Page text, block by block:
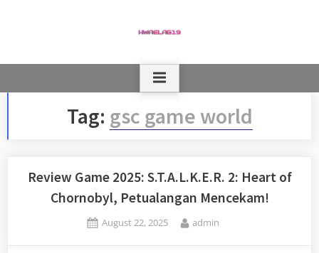
Tag: gsc game world
Review Game 2025: S.T.A.L.K.E.R. 2: Heart of
Chornobyl, Petualangan Mencekam!
Posted
August 22, 2025 By
admin